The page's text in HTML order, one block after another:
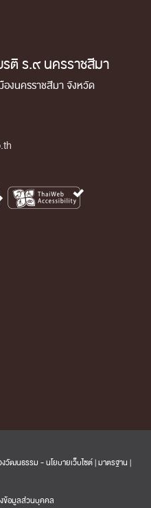
ติ ร.๙ นครราชสีมา
องนครราชสีมา จังหวัด
งวัฒนธรรม -นโยบายเว็บไซต์|มาตรฐาน |
ข้อมูลส่วนบุคคล